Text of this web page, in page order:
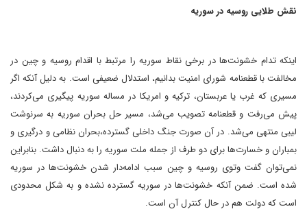
نقش طلایی روسیه در سوریه
اینکه تدام خشونت‌ها در برخی نقاط سوریه را مرتبط با اقدام روسیه و چین در
مخالفت با قطعنامه شورای امنیت بدانیم، استدلال ضعیفی است. به دلیل آنکه اگر
مسیری که غرب یا عربستان، ترکیه و امریکا در مساله سوریه پیگیری می‌کردند،
پیش می‌رفت و قطعنامه تصویب می‌شد، مسیر حل بحران سوریه به سرنوشت
لیبی منتهی می‌شد. در آن صورت جنگ داخلی گسترده،بحران نظامی و درگیری و
بمباران و خسارت‌ها برای دو طرف از جمله ملت سوریه را به دنبال داشت. بنابراین
نمی‌توان گفت وتوی روسیه و چین سبب ادامه‌دار شدن خشونت‌ها در سوریه
شده است. ضمن آنکه خشونت‌ها در سوریه گسترده نشده و به شکل محدودی
است که دولت هم در حال کنترل آن است.